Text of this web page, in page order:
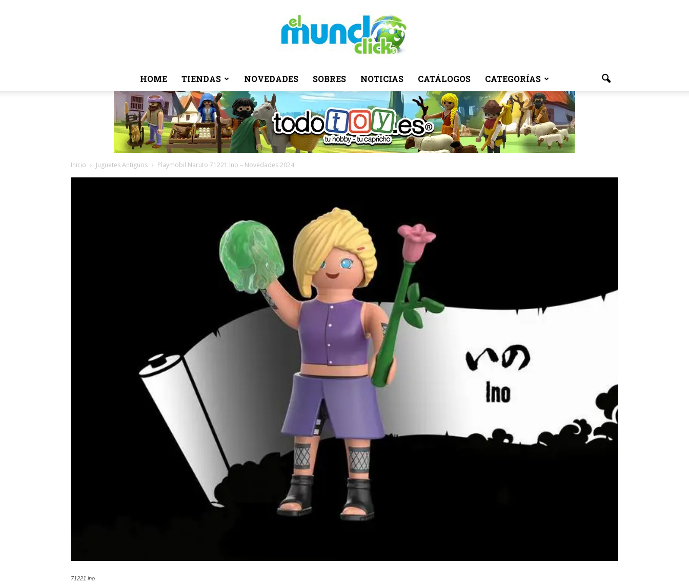
El
Click
HOME TIENDAS NOVEDADES SOBRES NOTICIAS CATÁLOGOS CATEGORÍAS
Inicio Juguetes Antiguos Playmobil Naruto 71221 Ino – Novedades 2024
71221 ino